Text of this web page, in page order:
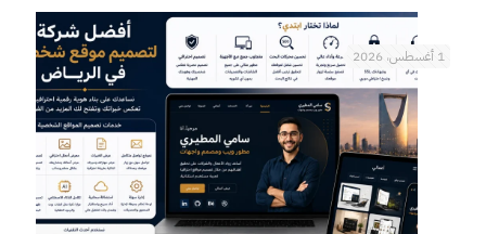
1 أغسطس، 2026